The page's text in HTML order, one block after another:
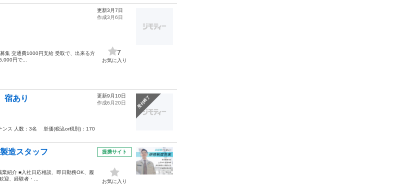
集 交通費1000円支給 受取で、出来る方
円で...
更新3月7日
作成3月6日
7
お気に入り
受付終了
あり
ンス 人数：3名 単価(税込or税別)：170
更新9月10日
作成6月20日
造スタッフ
紹介 ■入社日応相談、即日勤務OK、履
迎、経験者・...
提携サイト
お気に入り